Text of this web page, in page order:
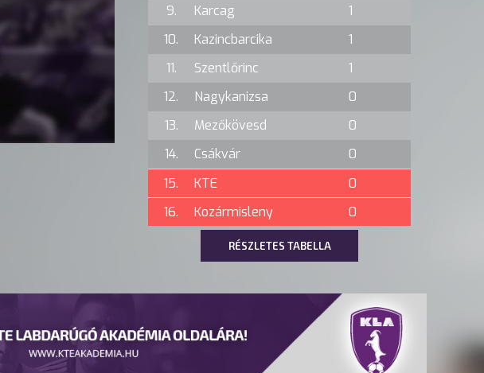
9.
Karcag
1
10.
Kazincbarcika
1
11.
Szentlőrinc
1
12.
Nagykanizsa
0
13.
Mezőkövesd
0
14.
Csákvár
0
15.
KTE
0
16.
Kozármisleny 0
RÉSZLETES TABELLA